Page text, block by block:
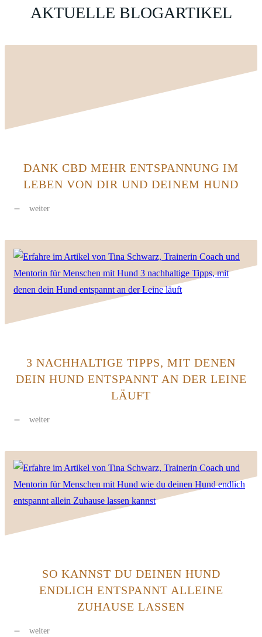
AKTUELLE BLOGARTIKEL
DANK CBD MEHR ENTSPANNUNG IM
LEBEN VON DIR UND DEINEM HUND
weiter
3 NACHHALTIGE TIPPS, MIT DENEN
DEIN HUND ENTSPANNT AN DER LEINE
LÄUFT
weiter
SO KANNST DU DEINEN HUND
ENDLICH ENTSPANNT ALLEINE
ZUHAUSE LASSEN
weiter